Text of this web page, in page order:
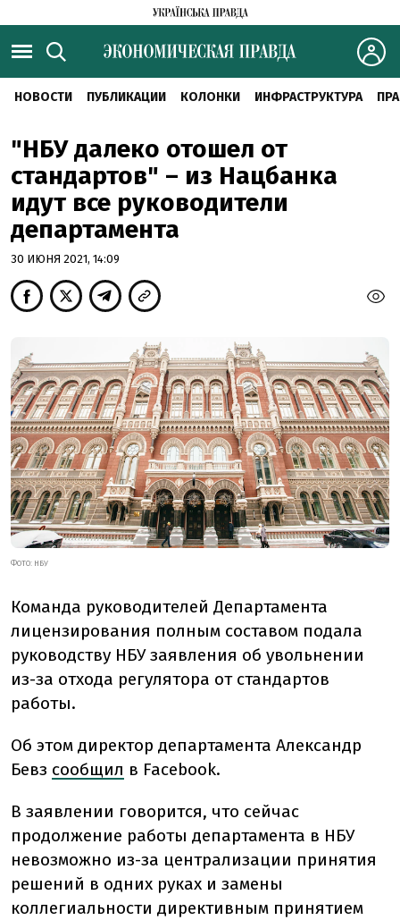
НОВОСТИ ПУБЛИКАЦИИ КОЛОНКИ ИНФРАСТРУКТУРА
"НБУ далеко отошел от
стандартов" – из Нацбанка
идут все руководители
департамента
30 ИЮНЯ 2021, 14:09
ФОТО: НБУ
Команда руководителей Департамента
лицензирования полным составом подала
руководству НБУ заявления об увольнении
из-за отхода регулятора от стандартов
работы.
Об этом директор департамента Александр
Бевз сообщил в Facebook.
В заявлении говорится, что сейчас
продолжение работы департамента в НБУ
невозможно из-за централизации принятия
решений в одних руках и замены
коллегиальности директивным принятием